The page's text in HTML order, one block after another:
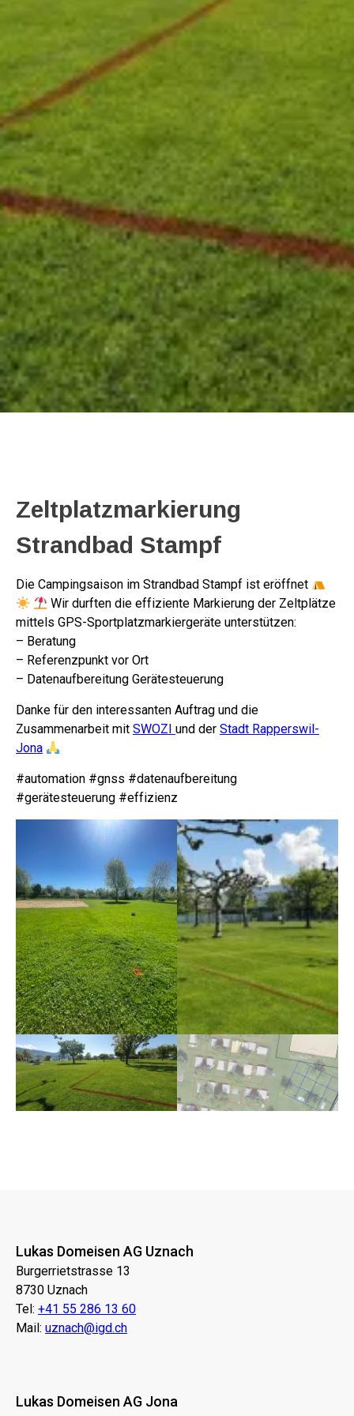
Zeltplatzmarkierung
Strandbad Stampf
Die Campingsaison im Strandbad Stampf ist eröffnet
Wir durften die effiziente Markierung der Zeltplätze
mittels GPS-Sportplatzmarkiergeräte unterstützen:
– Beratung
– Referenzpunkt vor Ort
– Datenaufbereitung Gerätesteuerung
Danke für den interessanten Auftrag und die
Zusammenarbeit mit SWOZI und der Stadt Rapperswil-
Jona
#automation #gnss #datenaufbereitung
#gerätesteuerung #effizienz
Lukas Domeisen AG Uznach
Burgerrietstrasse 13
8730 Uznach
Tel: +41 55 286 13 60
Mail: uznach@igd.ch
Lukas Domeisen AG Jona